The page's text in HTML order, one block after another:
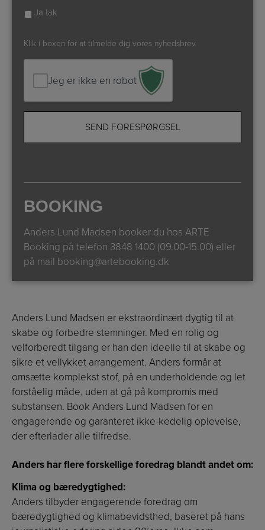
Ja tak
Klik i boxen for at tilmelde dig vores nyhedsbrev
Jeg er ikke en robot
BOOKING
Anders Lund Madsen booker du hos ARTE
Booking på telefon 3848 1400 (09.00-15.00) eller
på mail booking@artebooking.dk
Anders Lund Madsen er ekstraordinært dygtig til at
skabe og forbedre stemninger. Med en rolig og
velforberedt tilgang er han den ideelle til at skabe og
sikre et vellykket arrangement. Anders formår at
omsætte komplekst stof, på en underholdende og let
forståelig måde, uden at gå på kompromis med
substansen. Book Anders Lund Madsen for en
engagerende og garanteret ikke-kedelig oplevelse,
der efterlader alle tilfredse.
Anders har flere forskellige foredrag blandt andet om:
Klima og bæredygtighed:
Anders tilbyder engagerende foredrag om
bæredygtighed og klimabevidsthed, baseret på hans